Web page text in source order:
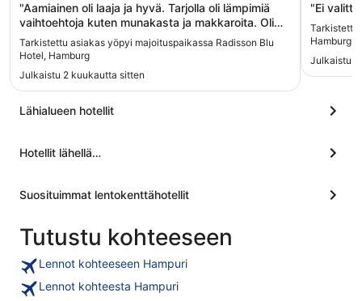
"Aamiainen oli laaja ja hyvä. Tarjolla oli lämpimiä
vaihtoehtoja kuten munakasta ja makkaroita. Oli
leipiä ja jogurtti vaihtoehtoja. Huone oli perushuone
ilman mitään erityistä. Suuri plussa tulee hyvästä
sängystä jonka kanssa ei tarvinnut kärsiä kipeästä
selästä. Hotellin sijainti on myös hyvä.
Kävelyetäisyydellä rautatieasemasta ja vieressä
hieno puistoalue. Huoneessa oleva kahvikuppi
Tarkistettu asiakas yöpyi majoituspaikassa Radisson Blu
Hotel, Hamburg
Julkaistu 2 kuukautta sitten
"Ei
Tarkistettu
Hamburg-
Julkaistu
Lähialueen hotellit
Hotellit lähellä…
Suosituimmat lentokenttähotellit
Tutustu kohteeseen
Lennot kohteeseen Hampuri
Lennot kohteesta Hampuri